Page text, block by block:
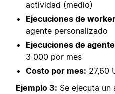
actividad (medio)
Ejecuciones de
agente personalizado
Ejecuciones de
3 000 por mes
Costo por mes: 27,60
Ejemplo 3: Se ejecuta